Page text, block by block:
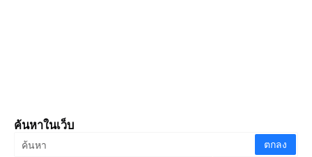
ค้นหาในเว็บ